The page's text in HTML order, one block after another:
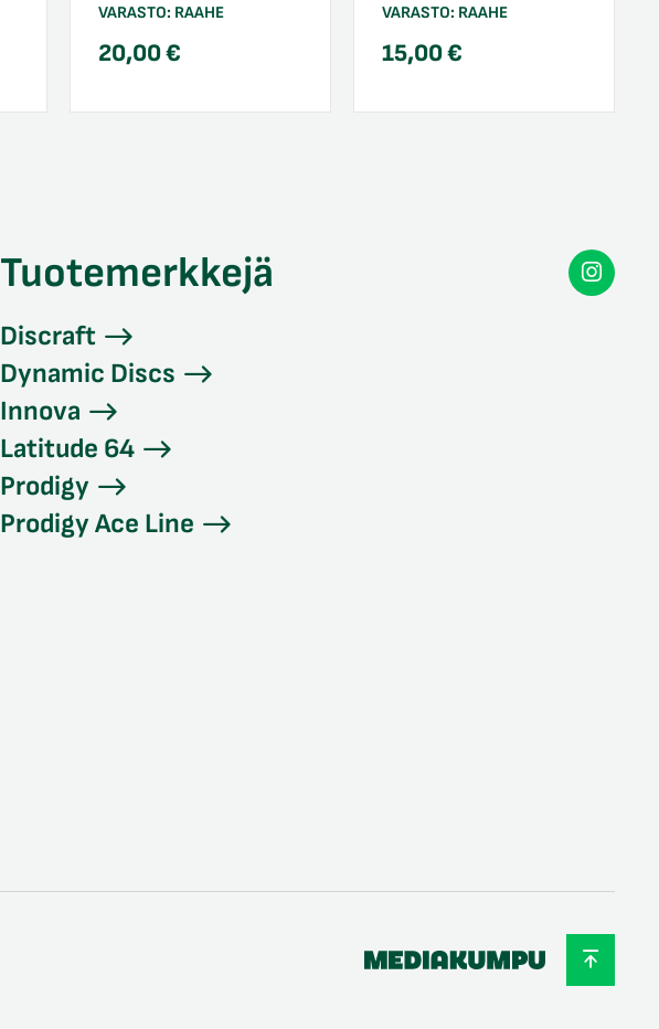
VARASTO: RAAHE
20,00€
VARASTO: RAAHE
15,00€
Tuotemerkkejä
Discraft
Dynamic Discs
Innova
Latitude 64
Prodigy
Prodigy Ace Line